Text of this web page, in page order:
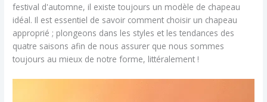
festival d'automne, il existe toujours un modèle de chapeau
idéal. Il est essentiel de savoir comment choisir un chapeau
approprié ; plongeons dans les styles et les tendances des
quatre saisons afin de nous assurer que nous sommes
toujours au mieux de notre forme, littéralement !